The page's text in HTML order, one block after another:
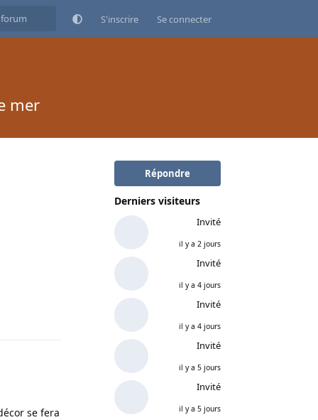
S'inscrire Se connecter
mer
Répondre
Derniers visiteurs
Invité
il y a 2 jours
Invité
il y a 4 jours
Invité
il y a 4 jours
Invité
il y a 5 jours
Invité
il y a 5 jours
se fera